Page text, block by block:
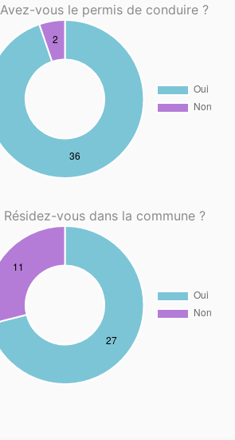
Avez-vous le permis de conduire ?
Résidez-vous dans la commune ?